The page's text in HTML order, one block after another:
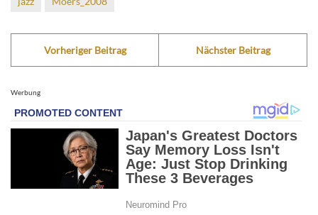
Vorheriger Beitrag Nächster Beitrag
Werbung